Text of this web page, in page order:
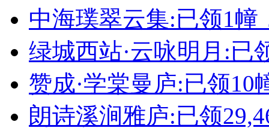
中海璞翠云集:已领1幢
绿城西站·云咏明月:已
赞成·学棠曼庐:已领10
朗诗溪涧雅庐:已领